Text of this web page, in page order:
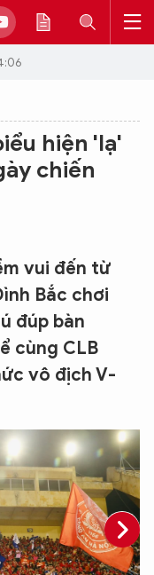
hiện 'lạ'
chiến
vui đến từ
Bắc chơi
đúp bàn
cùng CLB
vô địch V-